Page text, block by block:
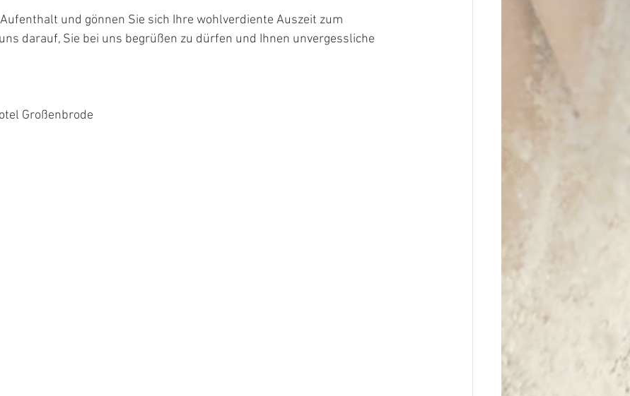
und gönnen Sie sich Ihre wohlverdiente Auszeit zum
darauf, Sie bei uns begrüßen zu dürfen und Ihnen unvergessliche
Großenbrode